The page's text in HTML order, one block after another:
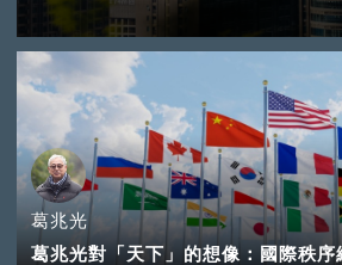
葛兆光
葛兆光對「天下」的想像：國際秩序